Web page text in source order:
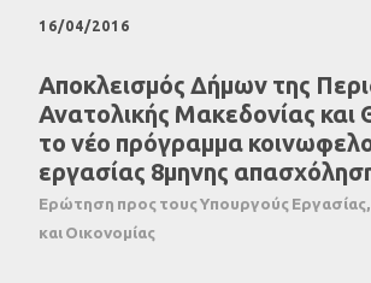
16/04/2016
Αποκλεισμός Δήμων της
Ανατολικής Μακεδονίας και
το νέο πρόγραμμα
εργασίας 8μηνης
Ερώτηση προς τους Υπουργούς
και Οικονομίας